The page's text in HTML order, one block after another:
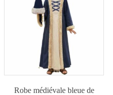
Robe médiévale bleue de